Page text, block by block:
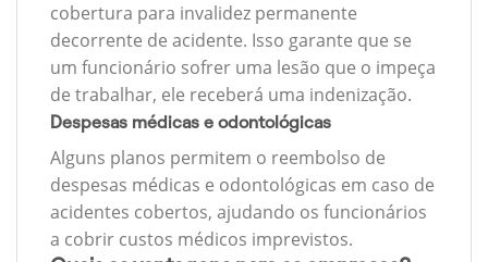
cobertura para invalidez permanente
decorrente de acidente. Isso garante que se
um funcionário sofrer uma lesão que o impeça
de trabalhar, ele receberá uma indenização.
Despesas médicas e odontológicas
Alguns planos permitem o reembolso de
despesas médicas e odontológicas em caso de
acidentes cobertos, ajudando os funcionários
a cobrir custos médicos imprevistos.